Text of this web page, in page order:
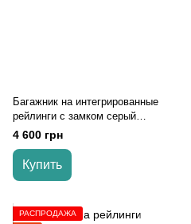
Багажник на интегрированные
рейлинги с замком серый
Wingcarrier V2
4 600 грн
Купить
РАСПРОДАЖА